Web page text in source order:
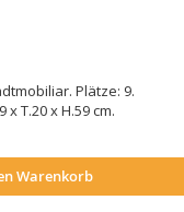
Plätze: 9.
T.20 x H.59 cm.
Warenkorb